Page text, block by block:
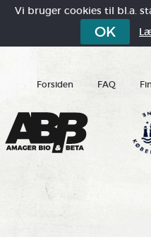
Vi bruger cookies til bl.a.
OK
Forsiden FAQ